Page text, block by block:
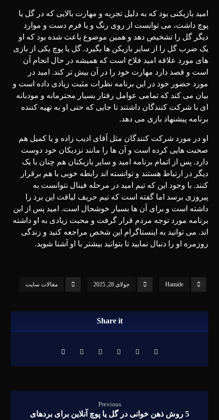
امید بازیکنی بود که به دلیل تجربه و مهارت بالایی که در گل یا
پوچ داشت، می توانست از روی رنگ و یا فرم دست و موارد
دیگر گل را تشخیص دهد و همین موضوع باعث شده بود که او
یک ضرب گل را از سایر بازیکن ها بگیرد. گل یا پوچ یکی از بازی
های مورد علاقه امید فلاح است که همیشه در حال انجام آن
است و قصد دارد مهارت خود را در آن بیش تر کند. امید در
مورد حضور خود در این برنامه نظرات مثبت زیادی داده است و
بیان می کند که تمامی عوامل رفتار بسیار محترمانه و مودبانه
ای با شرکت کنندگان داشتند تا جایی که حتی او به تهیه کننده
برنامه پیشنهاد بازی می دهد.
او در مورد شرکت کنندگان مثل آقای ادیب زاده و یا کمیل هم
صحبت هایی کرده است و آن ها را مانند نزدیکان خود دوست
دارد. پس از اتمام برنامه امید و سایر بازیکنان هم چنان با یک
دیگر در ارتباط هستند و توانسته اند رابطه خوبی با هم برقرار
کنند. با وجود این که تیم امید در مرحله فینال نتوانست به
پیروزی برسد اما گفته است که تیم حریف لیاقت این برد را
داشته است و برای آن ها بسیار خوشحال است. امید پس از این
برنامه مورد توجه مردم قرار گرفت و محبت زیادی به او داشته
اند. می توانید به اینستاگرام این شخص مراجعه کنید و زندگی
روزمره او را دنبال نمایید تا بتوانید بیشتر با او آشنا شوید.
Hamide جولای 28, 2025 مقالات سایت
Previous
5 روش ذهن خوانی در گل یا پوچ آنلاین برای بردهای